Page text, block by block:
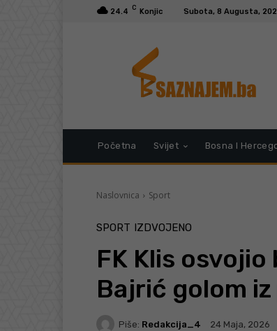
24.4 C Konjic Subota, 8 Augusta,
Početna Svijet Bosna I
Naslovnica Sport
SPORT IZDVOJENO
FK Klis
Bajrić golom
Piše: Redakcija_4 24 Maja, 2026